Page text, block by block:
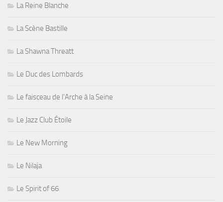
La Reine Blanche
La Scène Bastille
La Shawna Threatt
Le Duc des Lombards
Le faisceau de l'Arche à la Seine
Le Jazz Club Étoile
Le New Morning
Le Nilaja
Le Spirit of 66